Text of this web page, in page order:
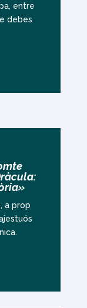
entre
debes
a prop